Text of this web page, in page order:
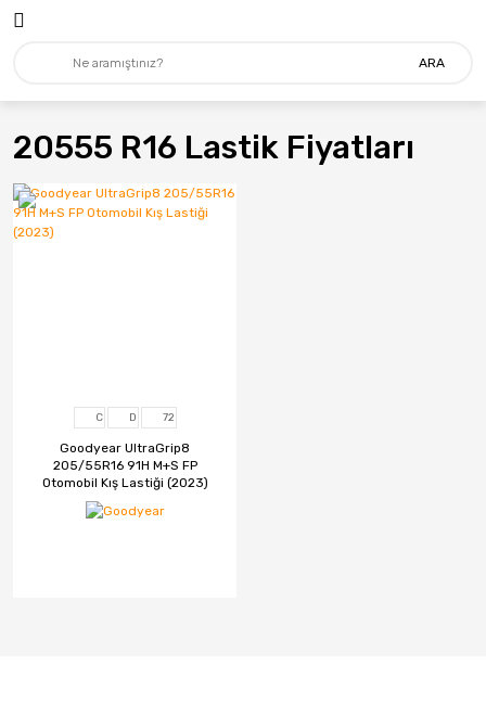
ARA
20555 R16 Lastik Fiyatları
C D 72
Goodyear UltraGrip8
205/55R16 91H M+S FP
Otomobil Kış Lastiği (2023)